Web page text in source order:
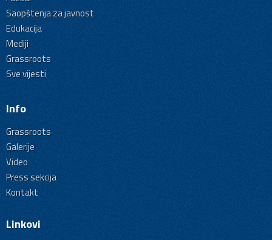
Saopštenja za javnost
Edukacija
Mediji
Grassroots
Sve vijesti
Info
Grassroots
Galerije
Video
Press sekcija
Kontakt
Linkovi